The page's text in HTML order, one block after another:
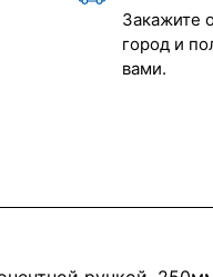
Закажите
город и
вами.